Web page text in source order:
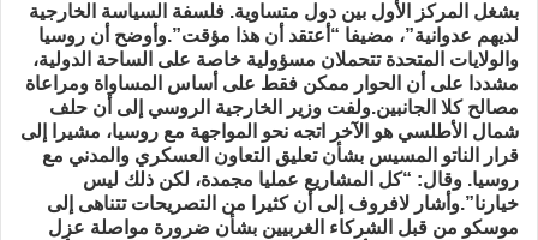
بشغل المركز الأول بين دول متساوية. فلسفة السياسة الخارجية
لديهم عدوانية”، مضيفا “أعتقد أن هذا مؤقت”.وأوضح أن روسيا
والولايات المتحدة تتحملان مسؤولية خاصة على الساحة الدولية،
مشددا على أن الحوار ممكن فقط على أساس المساواة ومراعاة
مصالح كلا الجانبين.ولفت وزير الخارجية الروسي إلى أن حلف
شمال الأطلسي هو الآخر اتجه نحو المواجهة مع روسيا، مشيرا إلى
قرار الناتو المسيس بشأن تعليق التعاون العسكري والمدني مع
روسيا. وقال: “كل المشاريع عمليا مجمدة، لكن ذلك ليس
خيارنا”.وأشار لافروف إلى أن كثيرا من التصريحات تتناهى إلى
موسكو من قبل الشركاء الغربيين بشأن ضرورة مواصلة عزل